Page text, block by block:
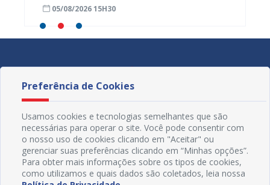
05/08/2026 15H30
Preferência de Cookies
Usamos cookies e tecnologias semelhantes que são
necessárias para operar o site. Você pode consentir com
o nosso uso de cookies clicando em "Aceitar" ou
gerenciar suas preferências clicando em “Minhas opções”.
Para obter mais informações sobre os tipos de cookies,
como utilizamos e quais dados são coletados, leia nossa